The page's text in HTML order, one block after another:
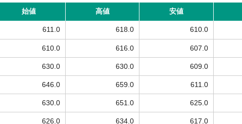
始値 高値 安値
611.0 618.0 610.0
610.0 616.0 607.0
630.0 630.0 609.0
646.0 659.0 611.0
630.0 651.0 625.0
626.0 634.0 617.0